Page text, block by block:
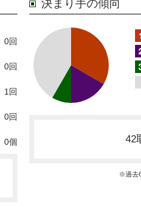
0回
0回
1回
0回
0個
決まり手の傾向
42
※過去